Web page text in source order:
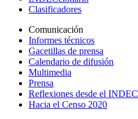
Clasificadores
Comunicación
Informes técnicos
Gacetillas de prensa
Calendario de difusión
Multimedia
Prensa
Reflexiones desde el INDEC
Hacia el Censo 2020